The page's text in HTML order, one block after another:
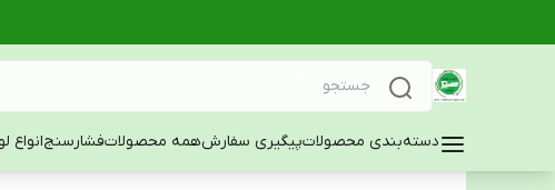
دسته‌بندی محصولاتپیگیری سفارشهمه محصولاتفشارسنجانواع